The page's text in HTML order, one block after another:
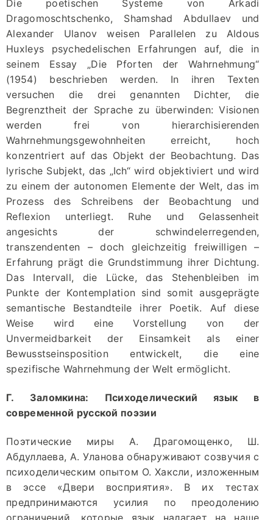
Die poetischen Systeme von Arkadi
Dragomoschtschenko, Shamshad Abdullaev und
Alexander Ulanov weisen Parallelen zu Aldous
Huxleys psychedelischen Erfahrungen auf, die in
seinem Essay „Die Pforten der Wahrnehmung“
(1954) beschrieben werden. In ihren Texten
versuchen die drei genannten Dichter, die
Begrenztheit der Sprache zu überwinden: Visionen
werden frei von hierarchisierenden
Wahrnehmungsgewohnheiten erreicht, hoch
konzentriert auf das Objekt der Beobachtung. Das
lyrische Subjekt, das „Ich“ wird objektiviert und wird
zu einem der autonomen Elemente der Welt, das im
Prozess des Schreibens der Beobachtung und
Reflexion unterliegt. Ruhe und Gelassenheit
angesichts der schwindelerregenden,
transzendenten – doch gleichzeitig freiwilligen –
Erfahrung prägt die Grundstimmung ihrer Dichtung.
Das Intervall, die Lücke, das Stehenbleiben im
Punkte der Kontemplation sind somit ausgeprägte
semantische Bestandteile ihrer Poetik. Auf diese
Weise wird eine Vorstellung von der
Unvermeidbarkeit der Einsamkeit als einer
Bewusstseinsposition entwickelt, die eine
spezifische Wahrnehmung der Welt ermöglicht.
Г. Заломкина: Психоделический язык в
современной русской поэзии
Поэтические миры А. Драгомощенко, Ш.
Абдуллаева, А. Уланова обнаруживают созвучия с
психоделическим опытом О. Хаксли, изложенным
в эссе «Двери восприятия». В их тестах
предпринимаются усилия по преодолению
ограничений, которые язык налагает на наше